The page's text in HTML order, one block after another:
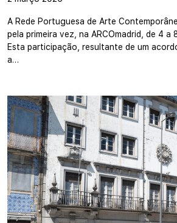
A Rede Portuguesa de Arte
pela primeira vez, na ARCOmadrid, de 4 a
Esta participação, resultante de um
a…